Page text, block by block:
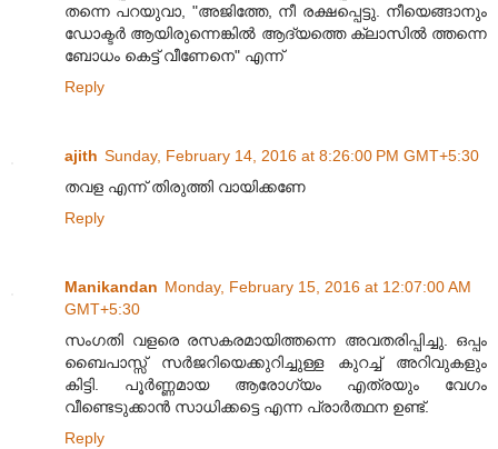
തന്നെ പറയുവാ, "അജിത്തേ, നീ രക്ഷപ്പെട്ടു. നീയെങ്ങാനും
ഡോക്ടർ ആയിരുന്നെങ്കിൽ ആദ്യത്തെ ക്ലാസിൽ ത്തന്നെ
ബോധം കെട്ട് വീണേനെ" എന്ന്
Reply
ajith Sunday, February 14, 2016 at 8:26:00 PM GMT+5:30
തവള എന്ന് തിരുത്തി വായിക്കണേ
Reply
Manikandan Monday, February 15, 2016 at 12:07:00 AM
GMT+5:30
സംഗതി വളരെ രസകരമായിത്തന്നെ അവതരിപ്പിച്ചു. ഒപ്പം
ബൈപാസ്സ് സർജറിയെക്കുറിച്ചുള്ള കുറച്ച് അറിവുകളും
കിട്ടി. പൂർണ്ണമായ ആരോഗ്യം എത്രയും വേഗം
വീണ്ടെടുക്കാൻ സാധിക്കട്ടെ എന്ന പ്രാർത്ഥന ഉണ്ട്.
Reply